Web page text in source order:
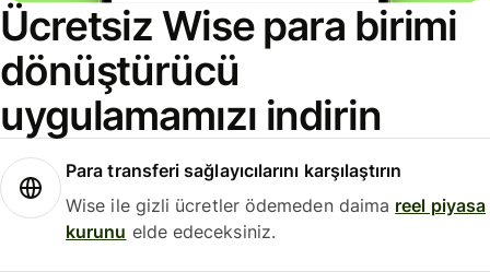
Ücretsiz Wise para birimi
dönüştürücü
uygulamamızı indirin
Para transferi sağlayıcılarını karşılaştırın
Wise ile gizli ücretler ödemeden daima reel piyasa
kurunu elde edeceksiniz.